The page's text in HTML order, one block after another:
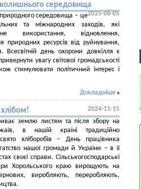
середовища
2025-06-05
середовища – це
та міжнародних заходів, які
використання, відновлення,
природних ресурсів від руйнування,
Всесвітній день охорони довкілля є
увагу світової громадськості
стимулювати політичний інтерес і
Докладніше
2024-11-15
землю листям та після збору на
в нашій країні традиційно
хліборобів – День працівника
нашої громади й України – в її
своєї справи. Сільськогосподарські
Хорольського краю вирощують на
виробляють, переробляють,